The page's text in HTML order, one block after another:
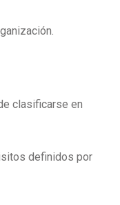
clasificarse en
definidos por